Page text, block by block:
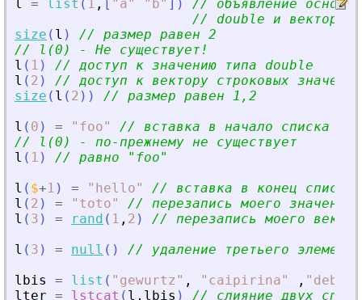
l = list ( 1 , [ " a" " b" ] )
// объявление
// double и вектором
size ( l )
// размер равен 2
// l(0) - Не существует!
l ( 1 )
// доступ к значению типа double
l ( 2 )
// доступ к вектору строковых значений
size ( l ( 2 ) )
// размер равен 1,2
l ( 0 ) = " foo"
// вставка в начало списка
// l(0) - по-прежнему не существует
l ( 1 ) // равно " foo"
l ( $+1 ) = " hello"
// вставка в конец списка
l ( 2 ) = " toto"
// перезапись моего значения
l ( 3 ) = rand ( 1 , 2 )
// перезапись моего
l ( 3 ) = null ( )
// удаление третьего элемента
lbis
= list ( " gewurtz " , " caipirina" , " debug
lter = lstcat ( l , lbis )
// слияние двух